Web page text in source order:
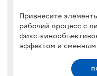
Привнесите
рабочий процесс с
фикс-
эффектом и сменным